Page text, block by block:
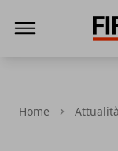
Home Attualità